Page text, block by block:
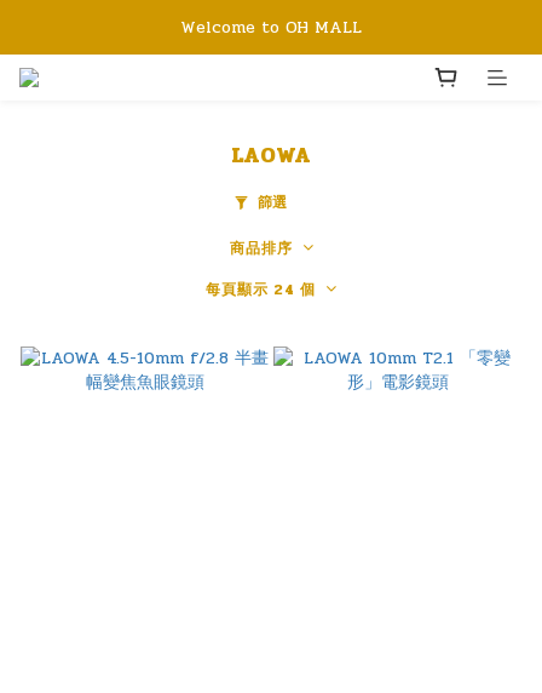
Welcome to OH MALL
LAOWA
篩選
商品排序
每頁顯示 24 個